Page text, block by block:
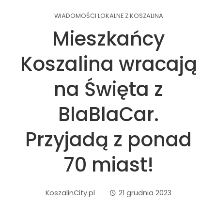
WIADOMOŚCI LOKALNE Z KOSZALINA
Mieszkańcy
Koszalina wracają
na Święta z
BlaBlaCar.
Przyjadą z ponad
70 miast!
KoszalinCity.pl 21 grudnia 2023